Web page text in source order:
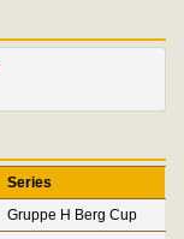
Series
Gruppe H Berg Cup